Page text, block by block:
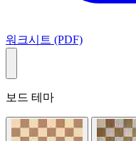
워크시트 (PDF)
보드 테마